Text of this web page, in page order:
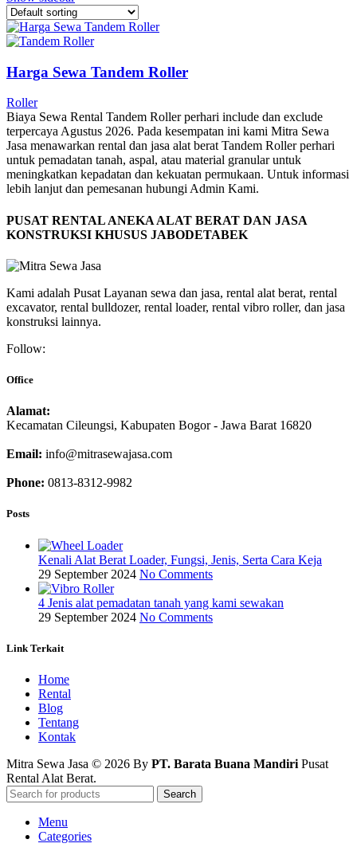
Harga Sewa Tandem Roller
Roller
Biaya Sewa Rental Tandem Roller perhari include dan exclude
terpercaya Agustus 2026. Pada kesempatan ini kami Mitra Sewa
Jasa menawarkan rental dan jasa alat berat Tandem Roller perhari
untuk pemadatan tanah, aspal, atau material granular untuk
meningkatkan kepadatan dan kekuatan permukaan. Untuk informasi
lebih lanjut dan pemesanan hubungi Admin Kami.
PUSAT RENTAL ANEKA ALAT BERAT DAN JASA
KONSTRUKSI KHUSUS JABODETABEK
Kami adalah Pusat Layanan sewa dan jasa, rental alat berat, rental
excavator, rental bulldozer, rental loader, rental vibro roller, dan jasa
konstruksi lainnya.
Follow:
Office
Alamat:
Kecamatan Cileungsi, Kabupaten Bogor - Jawa Barat 16820
Email: info@mitrasewajasa.com
Phone: 0813-8312-9982
Posts
Kenali Alat Berat Loader, Fungsi, Jenis, Serta Cara Keja
29 September 2024 No Comments
4 Jenis alat pemadatan tanah yang kami sewakan
29 September 2024 No Comments
Link Terkait
Home
Rental
Blog
Tentang
Kontak
Mitra Sewa Jasa © 2026 By PT. Barata Buana Mandiri Pusat
Rental Alat Berat.
Search
Menu
Categories